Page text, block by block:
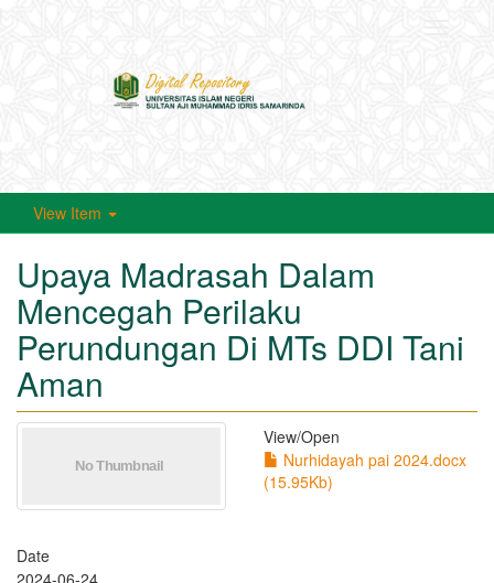
View Item
Upaya Madrasah Dalam
Mencegah Perilaku
Perundungan Di MTs DDI Tani
Aman
View/Open
Nurhidayah pai 2024.docx
(15.95Kb)
Date
2024-06-24